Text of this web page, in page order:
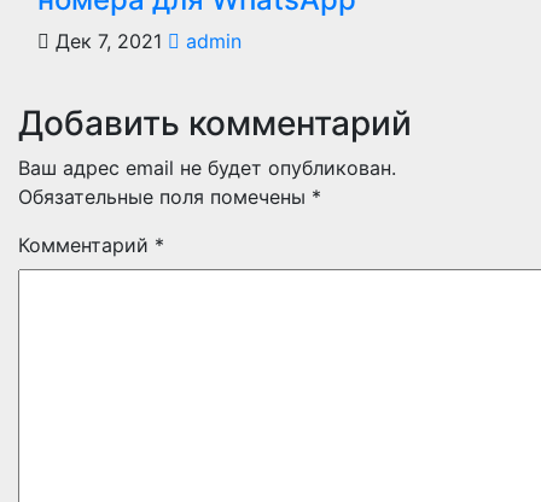
Дек 7, 2021 admin
Добавить комментарий
Ваш адрес email не будет опубликован.
Обязательные поля помечены *
Комментарий *